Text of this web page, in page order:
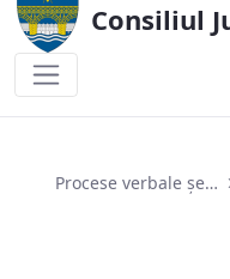
Consiliul
Procese verbale ședințe